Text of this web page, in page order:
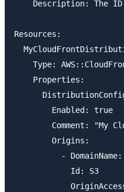
Description: The
Resources:
Type:
    Properties:
        Enabled: true
Comment: "My
        Origins:
-
            Id: S3